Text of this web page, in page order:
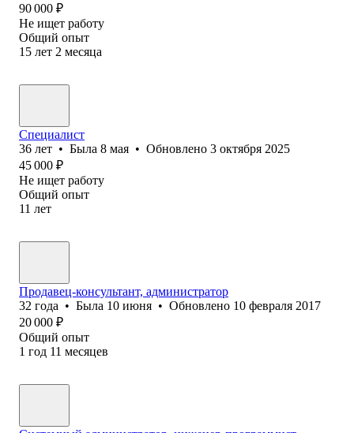
90 000 ₽
Не ищет работу
Общий опыт
15 лет 2 месяца
Специалист
36 лет • Была 8 мая • Обновлено 3 октября 2025
45 000 ₽
Не ищет работу
Общий опыт
11 лет
Продавец-консультант, администратор
32 года • Была 10 июня • Обновлено 10 февраля 2017
20 000 ₽
Общий опыт
1 год 11 месяцев